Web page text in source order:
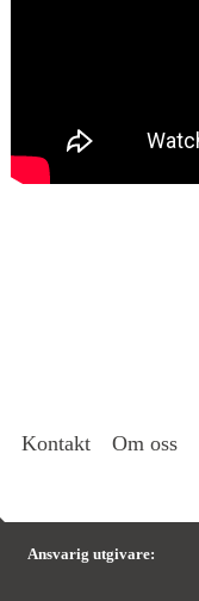
Kontakt Om oss
Ansvarig utgivare: